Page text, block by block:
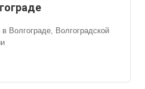
Волгограде, Волгоградской